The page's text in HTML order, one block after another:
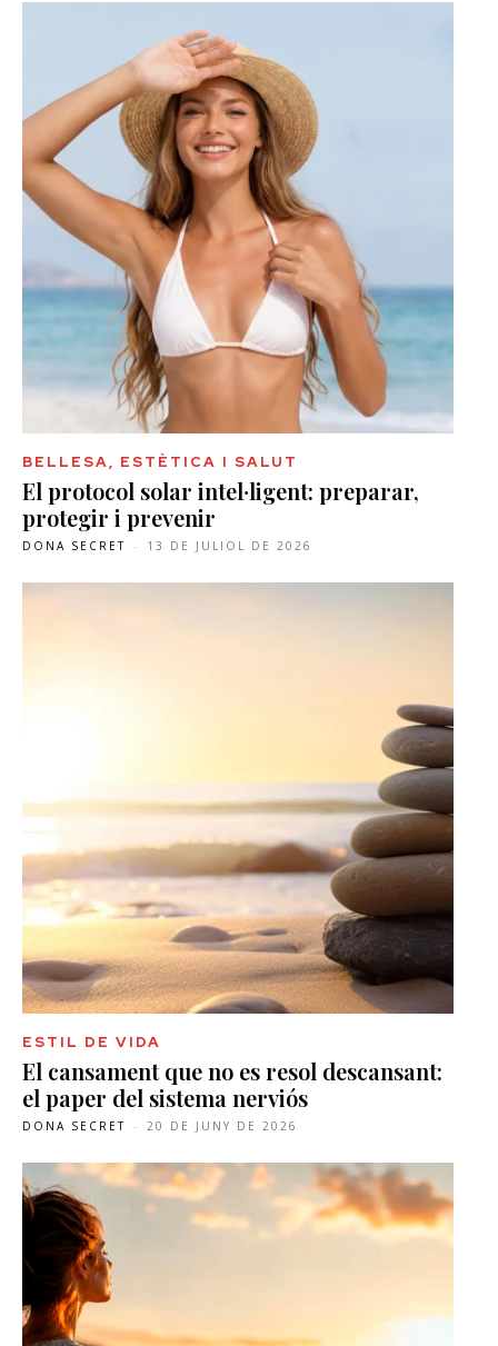
BELLESA, ESTÈTICA I SALUT
El protocol solar intel·ligent: preparar,
protegir i prevenir
DONA SECRET - 13 DE JULIOL DE 2026
ESTIL DE VIDA
El cansament que no es resol descansant:
el paper del sistema nerviós
DONA SECRET - 20 DE JUNY DE 2026